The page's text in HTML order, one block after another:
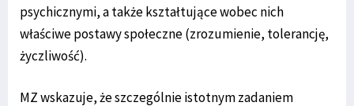
psychicznymi, a także kształtujące wobec nich
właściwe postawy społeczne (zrozumienie, tolerancję,
życzliwość).
MZ wskazuje, że szczególnie istotnym zadaniem